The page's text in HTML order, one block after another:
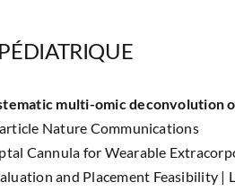
multi-omic
Nature Communications
Cannula for Wearable
and Placement Feasibility |